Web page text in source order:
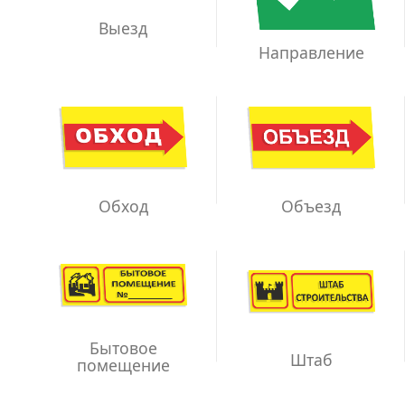
Выезд
Направление
Обход Объезд
Бытовое
помещение Штаб